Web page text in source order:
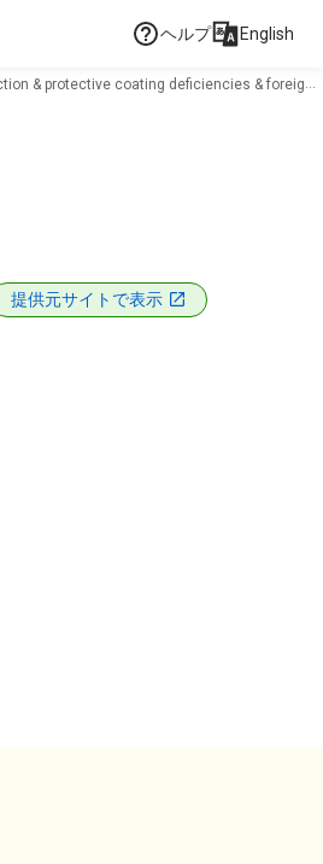
ヘルプ English
& protective coating deficiencies & foreign
提供元サイトで表示